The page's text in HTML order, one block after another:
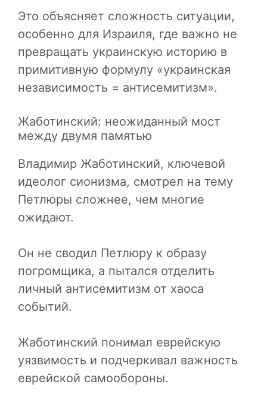
Это объясняет сложность ситуации,
особенно для Израиля, где важно не
превращать украинскую историю в
примитивную формулу «украинская
независимость = антисемитизм».
Жаботинский: неожиданный мост
между двумя памятью
Владимир Жаботинский, ключевой
идеолог сионизма, смотрел на тему
Петлюры сложнее, чем многие
ожидают.
Он не сводил Петлюру к образу
погромщика, а пытался отделить
личный антисемитизм от хаоса
событий.
Жаботинский понимал еврейскую
уязвимость и подчеркивал важность
еврейской самообороны.